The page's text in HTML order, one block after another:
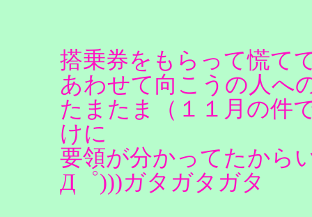
搭乗券をもらって慌て
あわせて向こうの人へ
たまたま（１１月の件
けに
要領が分かってたから
Д゜)))ガタガタガタ